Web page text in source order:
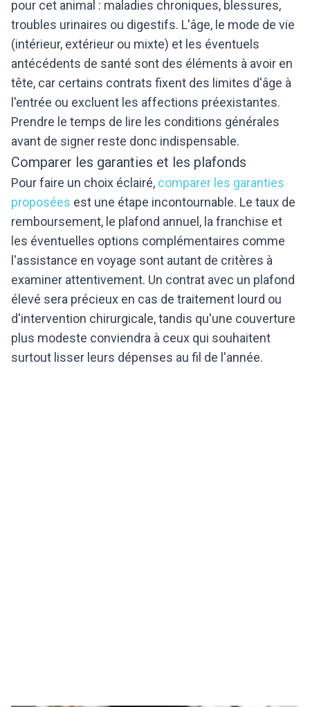
pour cet animal : maladies chroniques, blessures,
troubles urinaires ou digestifs. L'âge, le mode de vie
(intérieur, extérieur ou mixte) et les éventuels
antécédents de santé sont des éléments à avoir en
tête, car certains contrats fixent des limites d'âge à
l'entrée ou excluent les affections préexistantes.
Prendre le temps de lire les conditions générales
avant de signer reste donc indispensable.
Comparer les garanties et les plafonds
Pour faire un choix éclairé, comparer les garanties
proposées est une étape incontournable. Le taux de
remboursement, le plafond annuel, la franchise et
les éventuelles options complémentaires comme
l'assistance en voyage sont autant de critères à
examiner attentivement. Un contrat avec un plafond
élevé sera précieux en cas de traitement lourd ou
d'intervention chirurgicale, tandis qu'une couverture
plus modeste conviendra à ceux qui souhaitent
surtout lisser leurs dépenses au fil de l'année.